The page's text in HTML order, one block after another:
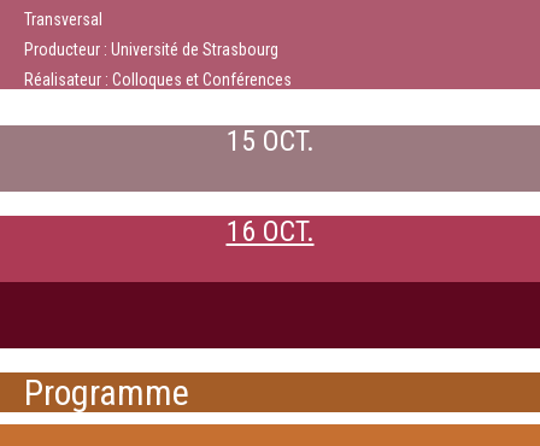
Transversal
Producteur : Université de Strasbourg
Réalisateur : Colloques et Conférences
15 OCT.
16 OCT.
Programme